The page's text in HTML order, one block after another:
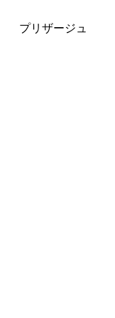
プリザージュ